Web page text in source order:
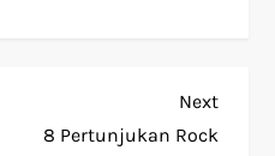
Next
Post
Next
8 Pertunjukan Rock